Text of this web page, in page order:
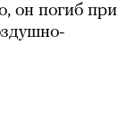
он погиб при